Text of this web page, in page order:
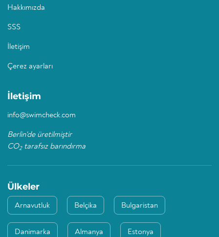
Hakkımızda
SSS
İletişim
Çerez ayarları
İletişim
info@swimcheck.com
Berlin'de üretilmiştir
CO2tarafsız barındırma
Ülkeler
Arnavutluk Belçika Bulgaristan
Danimarka Almanya Estonya